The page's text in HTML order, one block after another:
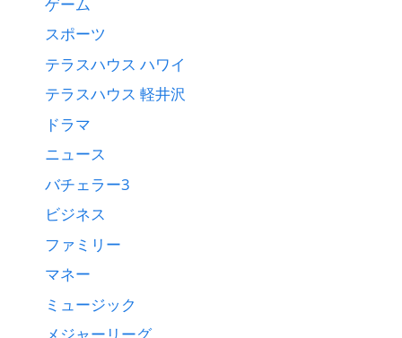
スポーツ
テラスハウス ハワイ
テラスハウス 軽井沢
ドラマ
ニュース
バチェラー3
ビジネス
ファミリー
マネー
ミュージック